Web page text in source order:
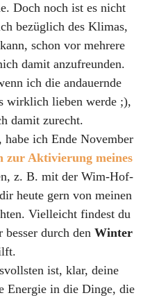
Doch noch ist es nicht
bezüglich des Klimas,
schon vor mehrere
damit anzufreunden.
ich die andauernde
wirklich lieben werde ;),
damit zurecht.
ich Ende November
zur Aktivierung meines
z. B. mit der Wim-Hof-
heute gern von meinen
Vielleicht findest du
durch den Winter
ist, klar, deine
Energie in die Dinge, die